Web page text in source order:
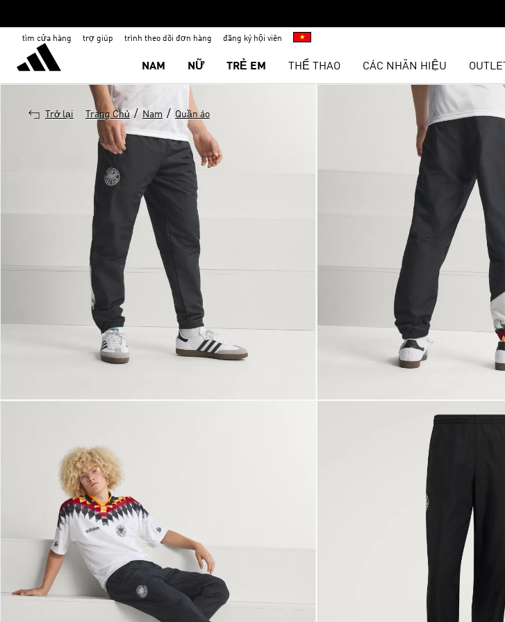
tìm cửa hàng trợ giúp trình theo dõi đơn hàng đăng ký hội viên
NAM NỮ TRẺ EM THỂ THAO CÁC NHÃN HIỆU OUTLET
Trở lại Trang Chủ / Nam / Quần áo